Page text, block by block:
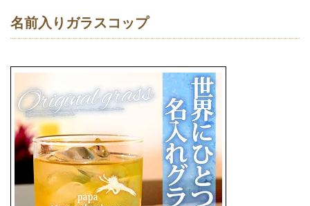
名前入りガラスコップ